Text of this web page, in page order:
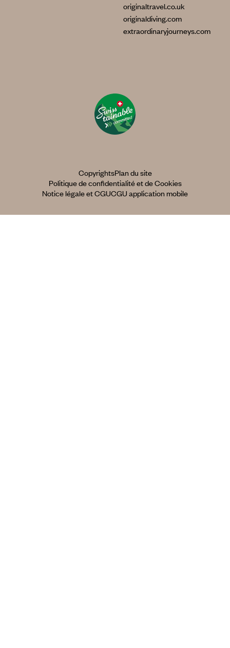
originaltravel.co.uk
originaldiving.com
extraordinaryjourneys.com
CopyrightsPlan du site
Politique de confidentialité et de Cookies
Notice légale et CGUCGU application mobile